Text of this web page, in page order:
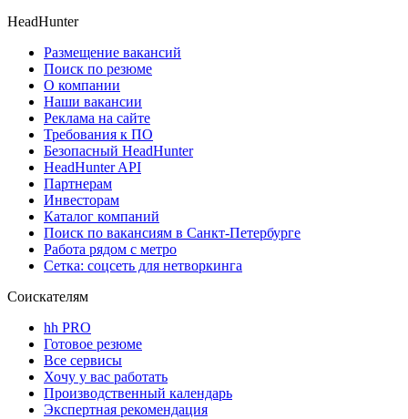
HeadHunter
Размещение вакансий
Поиск по резюме
О компании
Наши вакансии
Реклама на сайте
Требования к ПО
Безопасный HeadHunter
HeadHunter API
Партнерам
Инвесторам
Каталог компаний
Поиск по вакансиям в Санкт-Петербурге
Работа рядом с метро
Сетка: соцсеть для нетворкинга
Соискателям
hh PRO
Готовое резюме
Все сервисы
Хочу у вас работать
Производственный календарь
Экспертная рекомендация